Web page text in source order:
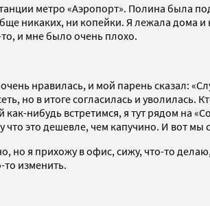
метро «Аэропорт». Полина была
никаких, ни копейки. Я лежала дома и
и мне было очень плохо.
нравилась, и мой парень сказал:
но в итоге согласилась и уволилась.
нибудь встретимся, я тут рядом на
это дешевле, чем капучино. И вот мы
но я прихожу в офис, сижу, что-то
то изменить.